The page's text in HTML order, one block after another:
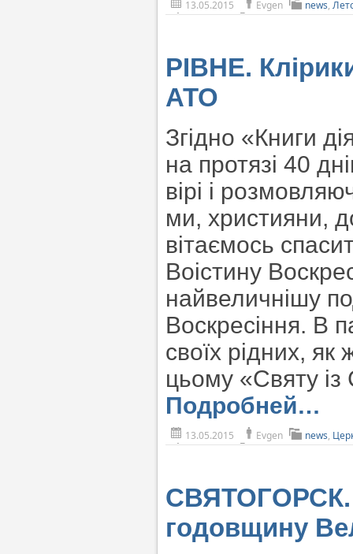
13.05.2015 Evgen news,
РІВНЕ.
АТО
Згідно «Книги
на протязі 40
вірі і
ми, християни,
вітаємось
Воістину
найвеличнішу
Воскресіння. В
своїх рідних,
цьому «Святу із
Подробней…
13.05.2015 Evgen news,
СВЯТОГОРСК.
годовщину